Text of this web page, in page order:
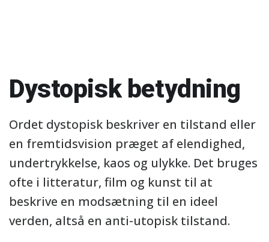
Dystopisk betydning
Ordet dystopisk beskriver en tilstand eller
en fremtidsvision præget af elendighed,
undertrykkelse, kaos og ulykke. Det bruges
ofte i litteratur, film og kunst til at
beskrive en modsætning til en ideel
verden, altså en anti-utopisk tilstand.